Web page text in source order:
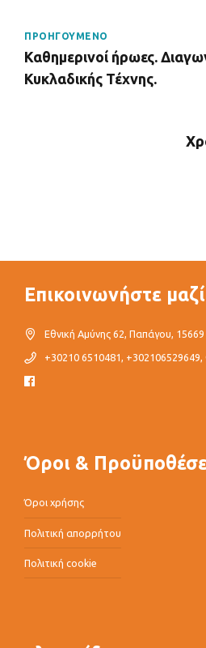
ΠΡΟΗΓΟΥΜΕΝΟ
Καθημερινοί ήρωες.
Κυκλαδικής Τέχνης.
Επικοινωνήστε
Εθνική Αμύνης 62, Παπάγου, 15669
+30210 6510481,
Όροι &
Όροι χρήσης
Πολιτική απορρήτου
Πολιτική cookie